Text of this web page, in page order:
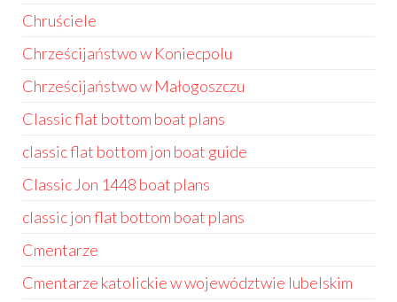
Chruściele
Chrześcijaństwo w Koniecpolu
Chrześcijaństwo w Małogoszczu
Classic flat bottom boat plans
classic flat bottom jon boat guide
Classic Jon 1448 boat plans
classic jon flat bottom boat plans
Cmentarze
Cmentarze katolickie w województwie lubelskim